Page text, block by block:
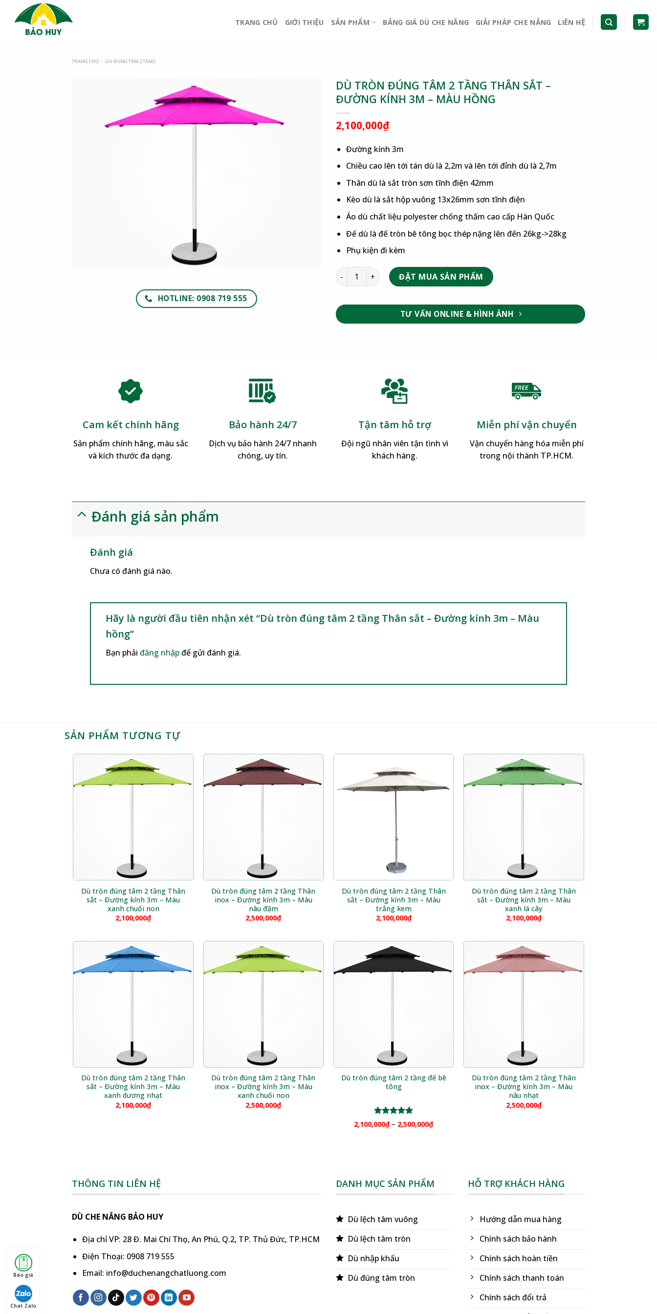
TRANG CHỦ GIỚI THIỆU SẢN PHẨM BẢNG GIÁ DÙ CHE NẮNG GIẢI PHÁP CHE NẮNG LIÊN HỆ
TRANG CHỦ / DÙ ĐÚNG TÂM 2 TẦNG
HOTLINE: 0908 719 555
DÙ TRÒN ĐÚNG TÂM 2 TẦNG THÂN SẮT –
ĐƯỜNG KÍNH 3M – MÀU HỒNG
2,100,000₫
Đường kính 3m
Chiều cao lên tới tán dù là 2,2m và lên tới đỉnh dù là 2,7m
Thân dù là sắt tròn sơn tĩnh điện 42mm
Kèo dù là sắt hộp vuông 13x26mm sơn tĩnh điện
Áo dù chất liệu polyester chống thấm cao cấp Hàn Quốc
Đế dù là đế tròn bê tông bọc thép nặng lên đến 26kg->28kg
Phụ kiện đi kèm
ĐẶT MUA SẢN PHẨM
TƯ VẤN ONLINE & HÌNH ẢNH
Cam kết chính hãng
Sản phẩm chính hãng, màu sắc
và kích thước đa dạng.
Bảo hành 24/7
Dịch vụ bảo hành 24/7 nhanh
chóng, uy tín.
Tận tâm hỗ trợ
Đội ngũ nhân viên tận tình vì
khách hàng.
Miễn phí vận chuyển
Vận chuyển hàng hóa miễn phí
trong nội thành TP.HCM.
Đánh giá sản phẩm
Đánh giá
Chưa có đánh giá nào.
Hãy là người đầu tiên nhận xét “Dù tròn đúng tâm 2 tầng Thân sắt – Đường kính 3m – Màu
hồng”
Bạn phải đăng nhậpđể gửi đánh giá.
SẢN PHẨM TƯƠNG TỰ
Dù tròn đúng tâm 2 tầng Thân
sắt – Đường kính 3m – Màu
xanh chuối non
2,100,000₫
Dù tròn đúng tâm 2 tầng Thân
inox – Đường kính 3m – Màu
nâu đậm
2,500,000₫
Dù tròn đúng tâm 2 tầng Thân
sắt – Đường kính 3m – Màu
trắng kem
2,100,000₫
Dù tròn đúng tâm 2 tầng Thân
sắt – Đường kính 3m – Màu
xanh lá cây
2,100,000₫
Dù tròn đúng tâm 2 tầng Thân
sắt – Đường kính 3m – Màu
xanh dương nhạt
2,100,000₫
Dù tròn đúng tâm 2 tầng Thân
inox – Đường kính 3m – Màu
xanh chuối non
2,500,000₫
Dù tròn đúng tâm 2 tầng đế bê
tông
Được xếp
hạng
5.00
2,100,000₫ – 2,500,000₫
Dù tròn đúng tâm 2 tầng Thân
inox – Đường kính 3m – Màu
nâu nhạt
2,500,000₫
THÔNG TIN LIÊN HỆ
DÙ CHE NẮNG BẢO HUY
Địa chỉ VP: 28 Đ. Mai Chí Thọ, An Phú, Q.2, TP. Thủ Đức, TP.HCM
Điện Thoại: 0908 719 555
Email: info@duchenangchatluong.com
DANH MỤC SẢN PHẨM
Dù lệch tâm vuông
Dù lệch tâm tròn
Dù nhập khẩu
Dù đúng tâm tròn
HỖ TRỢ KHÁCH HÀNG
Hướng dẫn mua hàng
Chính sách bảo hành
Chính sách hoàn tiền
Chính sách thanh toán
Chính sách đổi trả
Báo giá
Chat Zalo